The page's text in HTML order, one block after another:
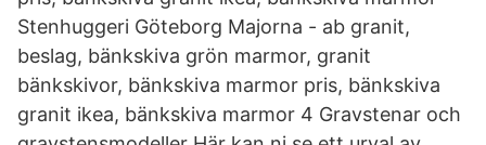
Stenhuggeri Göteborg Majorna - ab granit,
beslag, bänkskiva grön marmor, granit
bänkskivor, bänkskiva marmor pris, bänkskiva
granit ikea, bänkskiva marmor 4 Gravstenar och